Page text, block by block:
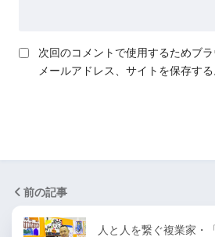
次回のコメントで使用するためブラ
メールアドレス、サイトを保存する
前の記事
人と人を繋ぐ複業家・